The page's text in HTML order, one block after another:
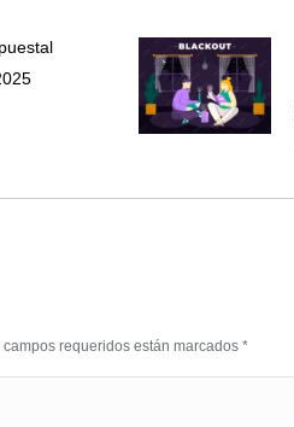
requeridos están marcados *